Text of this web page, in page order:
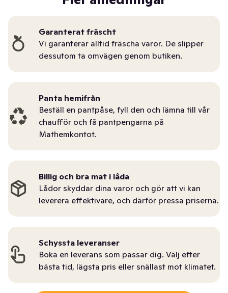
Garanterat fräscht
Vi garanterar alltid fräscha varor. De slipper
dessutom ta omvägen genom butiken.
Panta hemifrån
Beställ en pantpåse, fyll den och lämna till vår
chaufför och få pantpengarna på
Mathemkontot.
Billig och bra mat i låda
Lådor skyddar dina varor och gör att vi kan
leverera effektivare, och därför pressa priserna.
Schyssta leveranser
Boka en leverans som passar dig. Välj efter
bästa tid, lägsta pris eller snällast mot klimatet.